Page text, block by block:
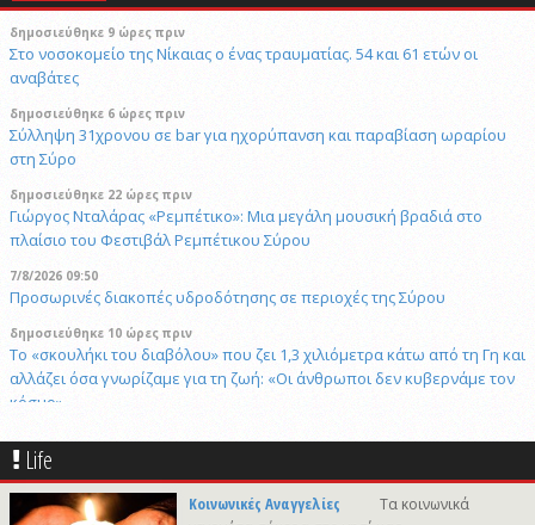
δημοσιεύθηκε 9 ώρες πριν
Στο νοσοκομείο της Νίκαιας ο ένας τραυματίας. 54 και 61 ετών οι
αναβάτες
δημοσιεύθηκε 6 ώρες πριν
Σύλληψη 31χρονου σε bar για ηχορύπανση και παραβίαση ωραρίου
στη Σύρο
δημοσιεύθηκε 22 ώρες πριν
Γιώργος Νταλάρας «Ρεμπέτικο»: Μια μεγάλη μουσική βραδιά στο
πλαίσιο του Φεστιβάλ Ρεμπέτικου Σύρου
7/8/2026 09:50
Προσωρινές διακοπές υδροδότησης σε περιοχές της Σύρου
δημοσιεύθηκε 10 ώρες πριν
Το «σκουλήκι του διαβόλου» που ζει 1,3 χιλιόμετρα κάτω από τη Γη και
αλλάζει όσα γνωρίζαμε για τη ζωή: «Οι άνθρωποι δεν κυβερνάμε τον
κόσμο»
δημοσιεύθηκε 10 ώρες πριν
Επανεκλογή του Αθ. Κουσαθανά - Μέγα στη θέση του Προέδρου του
Λιμενικού Ταμείου Μυκόνου
6/8/2026 22:03
Life
Κοινωνικές Αναγγελίες
Τα κοινωνικά